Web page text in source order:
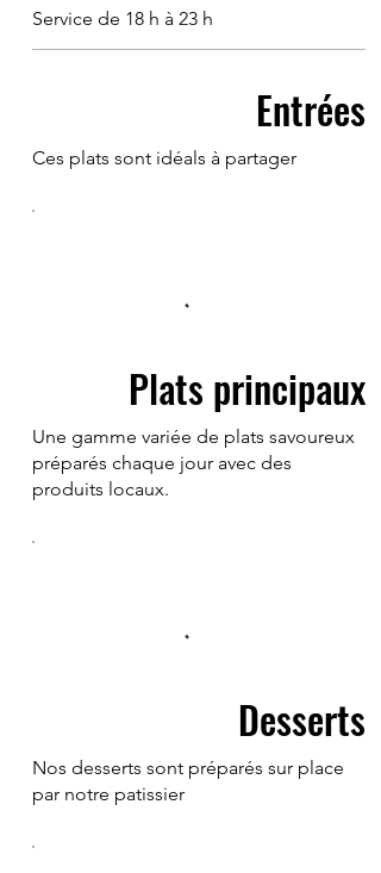
Service de 18 h à 23 h
Entrées
Ces plats sont idéals à partager
Plats principaux
Une gamme variée de plats savoureux
préparés chaque jour avec des
produits locaux.
Desserts
Nos desserts sont préparés sur place
par notre patissier